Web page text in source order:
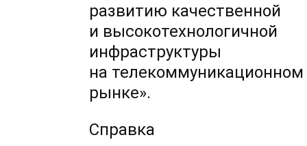
развитию качественной
и высокотехнологичной
инфраструктуры
на телекоммуникационном
рынке».
Справка